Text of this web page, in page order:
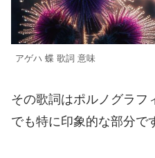
アゲハ 蝶 歌詞 意味
その歌詞はポルノグラフ
でも特に印象的な部分で